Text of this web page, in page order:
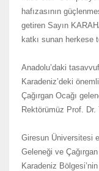
hafızasının
getiren Sayın
katkı sunan herkese
Anadolu’daki
Karadeniz’deki
Çağırgan Ocağı
Rektörümüz Prof. Dr.
Giresun Üniversitesi
Geleneği ve
Karadeniz